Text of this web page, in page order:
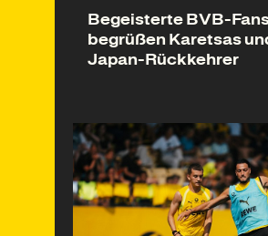
Begeisterte BVB-
begrüßen Karetsas
Japan-Rückkehrer